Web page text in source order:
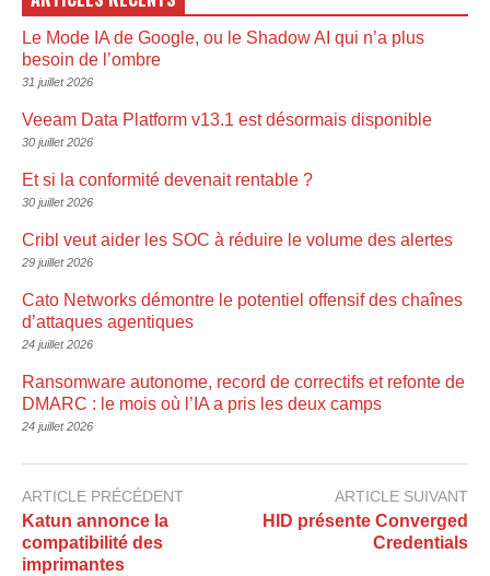
Le Mode IA de Google, ou le Shadow AI qui n’a plus
besoin de l’ombre
31 juillet 2026
Veeam Data Platform v13.1 est désormais disponible
30 juillet 2026
Et si la conformité devenait rentable ?
30 juillet 2026
Cribl veut aider les SOC à réduire le volume des alertes
29 juillet 2026
Cato Networks démontre le potentiel offensif des chaînes
d’attaques agentiques
24 juillet 2026
Ransomware autonome, record de correctifs et refonte de
DMARC : le mois où l’IA a pris les deux camps
24 juillet 2026
ARTICLE PRÉCÉDENT
Katun annonce la
compatibilité des
imprimantes
ARTICLE SUIVANT
HID présente Converged
Credentials